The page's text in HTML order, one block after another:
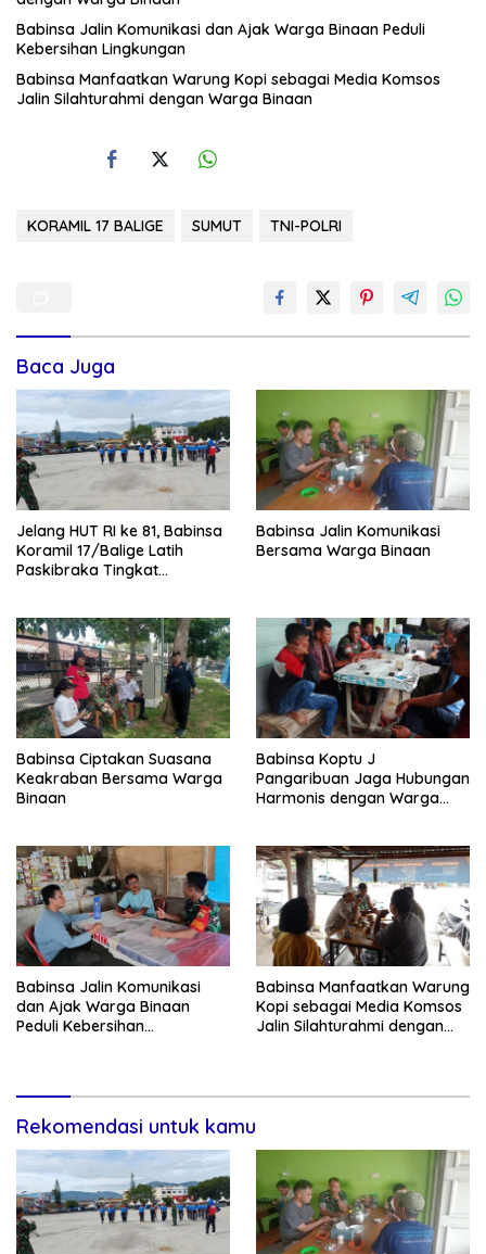
Babinsa Jalin Komunikasi dan Ajak Warga Binaan Peduli
Kebersihan Lingkungan
Babinsa Manfaatkan Warung Kopi sebagai Media Komsos
Jalin Silahturahmi dengan Warga Binaan
KORAMIL 17 BALIGE SUMUT TNI-POLRI
Baca Juga
Jelang HUT RI ke 81, Babinsa
Koramil 17/Balige Latih
Paskibraka Tingkat
Babinsa Jalin Komunikasi
Bersama Warga Binaan
Babinsa Ciptakan Suasana
Keakraban Bersama Warga
Binaan
Babinsa Koptu J
Pangaribuan Jaga Hubungan
Harmonis dengan Warga
Babinsa Jalin Komunikasi
dan Ajak Warga Binaan
Peduli Kebersihan
Babinsa Manfaatkan Warung
Kopi sebagai Media Komsos
Jalin Silahturahmi dengan
Rekomendasi untuk kamu